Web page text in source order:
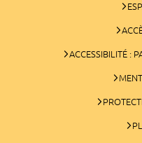
ACCESSIBILITÉ :